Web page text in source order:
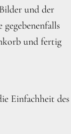
und der
und fertig
Einfachheit des